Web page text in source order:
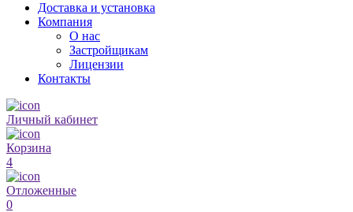
Доставка и установка
Компания
О нас
Застройщикам
Лицензии
Контакты
Личный кабинет
Корзина
4
Отложенные
0